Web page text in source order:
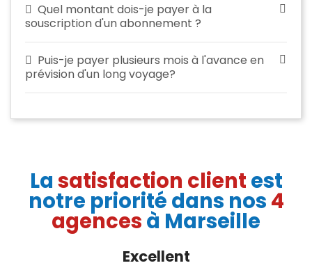
Quel montant dois-je payer à la
souscription d'un abonnement ?
Puis-je payer plusieurs mois à l'avance en
prévision d'un long voyage?
La satisfaction client est
notre priorité dans nos 4
agences à Marseille
Excellent